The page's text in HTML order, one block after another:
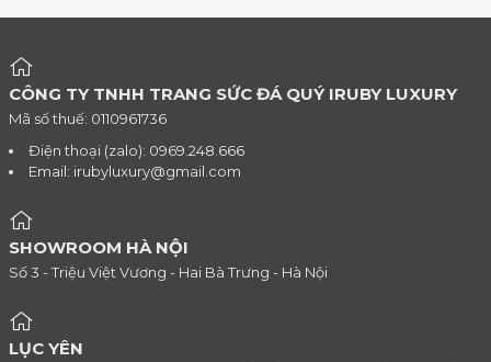
CÔNG TY TNHH TRANG SỨC ĐÁ QUÝ IRUBY LUXURY
Mã số thuế: 0110961736
Điện thoại (zalo): 0969.248.666
Email: irubyluxury@gmail.com
SHOWROOM HÀ NỘI
Số 3 - Triệu Việt Vương - Hai Bà Trưng - Hà Nội
LỤC YÊN